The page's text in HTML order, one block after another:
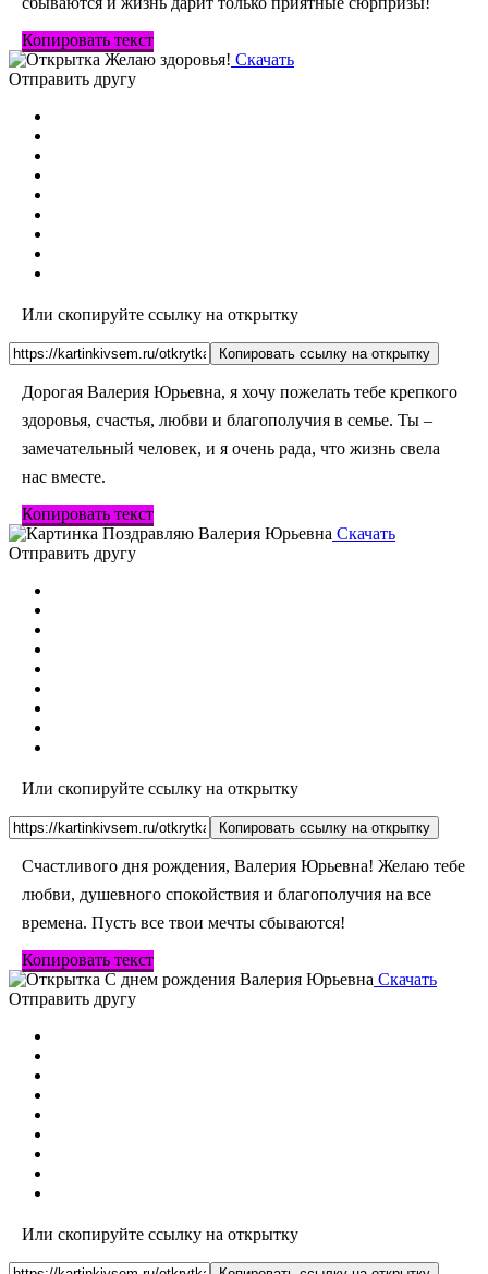
Копировать текст
Скачать
Отправить другу
Или скопируйте ссылку на открытку
Копировать ссылку на открытку
Дорогая Валерия Юрьевна, я хочу пожелать тебе крепкого
здоровья, счастья, любви и благополучия в семье. Ты –
замечательный человек, и я очень рада, что жизнь свела
нас вместе.
Копировать текст
Скачать
Отправить другу
Или скопируйте ссылку на открытку
Копировать ссылку на открытку
Счастливого дня рождения, Валерия Юрьевна! Желаю тебе
любви, душевного спокойствия и благополучия на все
времена. Пусть все твои мечты сбываются!
Копировать текст
Скачать
Отправить другу
Или скопируйте ссылку на открытку